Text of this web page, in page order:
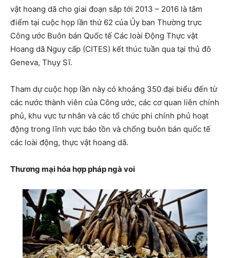
vật hoang dã cho giai đoạn sắp tới 2013 – 2016 là tâm
điểm tại cuộc họp lần thứ 62 của Ủy ban Thường trực
Công ước Buôn bán Quốc tế Các loài Động Thực vật
Hoang dã Nguy cấp (CITES) kết thúc tuần qua tại thủ đô
Geneva, Thụy Sĩ.
Tham dự cuộc họp lần này có khoảng 350 đại biểu đến từ
các nước thành viên của Công ước, các cơ quan liên chính
phủ, khu vực tư nhân và các tổ chức phi chính phủ hoạt
động trong lĩnh vực bảo tồn và chống buôn bán quốc tế
các loài động, thực vật hoang dã.
Thương mại hóa hợp pháp ngà voi